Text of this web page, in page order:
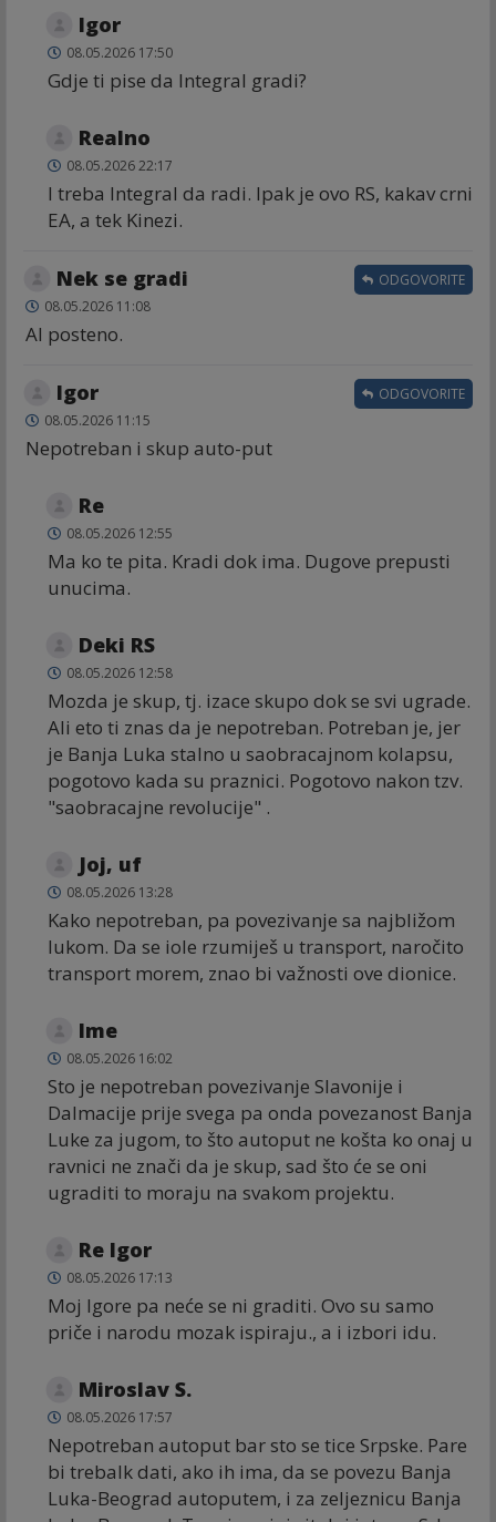
Igor
08.05.2026 17:50
Gdje ti pise da Integral gradi?
Realno
08.05.2026 22:17
I treba Integral da radi. Ipak je ovo RS, kakav crni
EA, a tek Kinezi.
Nek se gradi
08.05.2026 11:08
Al posteno.
ODGOVORITE
Igor
08.05.2026 11:15
Nepotreban i skup auto-put
ODGOVORITE
Re
08.05.2026 12:55
Ma ko te pita. Kradi dok ima. Dugove prepusti
unucima.
Deki RS
08.05.2026 12:58
Mozda je skup, tj. izace skupo dok se svi ugrade.
Ali eto ti znas da je nepotreban. Potreban je, jer
je Banja Luka stalno u saobracajnom kolapsu,
pogotovo kada su praznici. Pogotovo nakon tzv.
"saobracajne revolucije" .
Joj, uf
08.05.2026 13:28
Kako nepotreban, pa povezivanje sa najbližom
lukom. Da se iole rzumiješ u transport, naročito
transport morem, znao bi važnosti ove dionice.
Ime
08.05.2026 16:02
Sto je nepotreban povezivanje Slavonije i
Dalmacije prije svega pa onda povezanost Banja
Luke za jugom, to što autoput ne košta ko onaj u
ravnici ne znači da je skup, sad što će se oni
ugraditi to moraju na svakom projektu.
Re Igor
08.05.2026 17:13
Moj Igore pa neće se ni graditi. Ovo su samo
priče i narodu mozak ispiraju., a i izbori idu.
Miroslav S.
08.05.2026 17:57
Nepotreban autoput bar sto se tice Srpske. Pare
bi trebalk dati, ako ih ima, da se povezu Banja
Luka-Beograd autoputem, i za zeljeznicu Banja